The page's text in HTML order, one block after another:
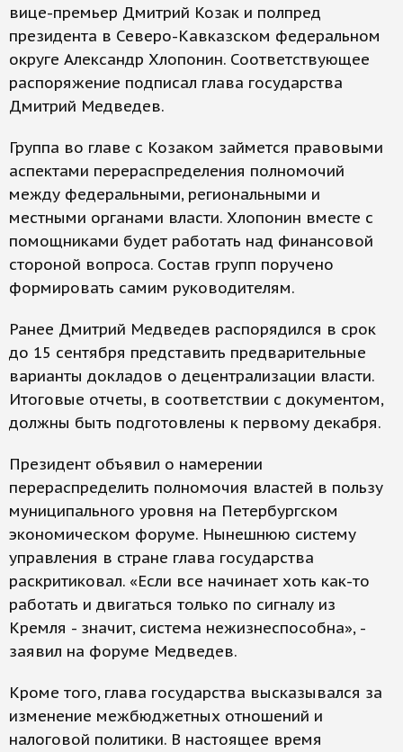
вице-премьер Дмитрий Козак и полпред
президента в Северо-Кавказском федеральном
округе Александр Хлопонин. Соответствующее
распоряжение подписал глава государства
Дмитрий Медведев.
Группа во главе с Козаком займется правовыми
аспектами перераспределения полномочий
между федеральными, региональными и
местными органами власти. Хлопонин вместе с
помощниками будет работать над финансовой
стороной вопроса. Состав групп поручено
формировать самим руководителям.
Ранее Дмитрий Медведев распорядился в срок
до 15 сентября представить предварительные
варианты докладов о децентрализации власти.
Итоговые отчеты, в соответствии с документом,
должны быть подготовлены к первому декабря.
Президент объявил о намерении
перераспределить полномочия властей в пользу
муниципального уровня на Петербургском
экономическом форуме. Нынешнюю систему
управления в стране глава государства
раскритиковал. «Если все начинает хоть как-то
работать и двигаться только по сигналу из
Кремля - значит, система нежизнеспособна», -
заявил на форуме Медведев.
Кроме того, глава государства высказывался за
изменение межбюджетных отношений и
налоговой политики. В настоящее время